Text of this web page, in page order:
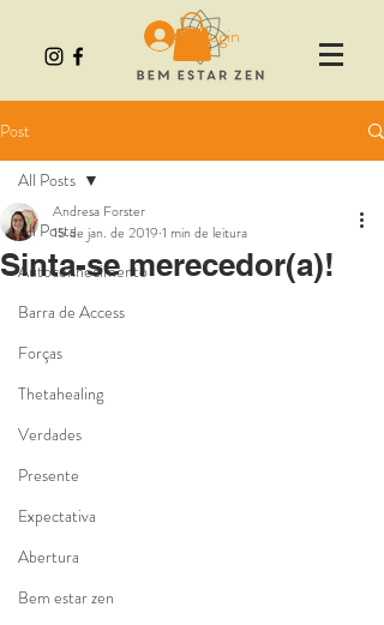
Login
Post
All Posts
Autoconhecimento
Barra de Access
Forças
Thetahealing
Verdades
Presente
Expectativa
Abertura
Bem estar zen
All Posts
Sinta-se merecedor(a)!
Andresa Forster
15 de jan. de 2019 1 min de leitura